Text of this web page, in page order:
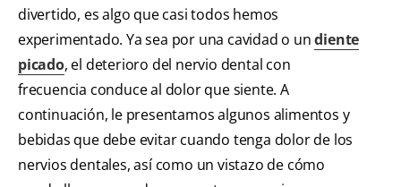
divertido, es algo que casi todos hemos
experimentado. Ya sea por una cavidad o undiente
picado, el deterioro del nervio dental con
frecuencia conduce al dolor que siente. A
continuación, le presentamos algunos alimentos y
bebidas que debe evitar cuando tenga dolor de los
nervios dentales, así como un vistazo de cómo